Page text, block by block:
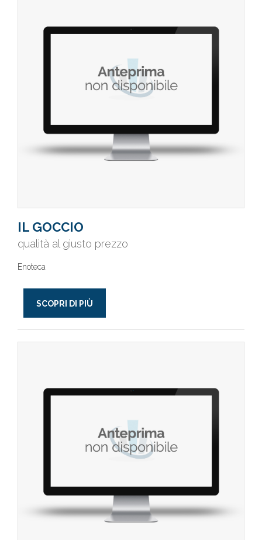
IL GOCCIO
qualità al giusto prezzo
Enoteca
SCOPRI DI PIÙ